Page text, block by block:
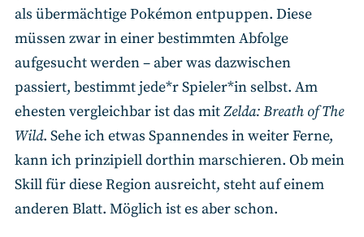
als übermächtige Pokémon entpuppen. Diese
müssen zwar in einer bestimmten Abfolge
aufgesucht werden – aber was dazwischen
passiert, bestimmt jede*r Spieler*in selbst. Am
ehesten vergleichbar ist das mitZelda: Breath of The
Wild. Sehe ich etwas Spannendes in weiter Ferne,
kann ich prinzipiell dorthin marschieren. Ob mein
Skill für diese Region ausreicht, steht auf einem
anderen Blatt. Möglich ist es aber schon.